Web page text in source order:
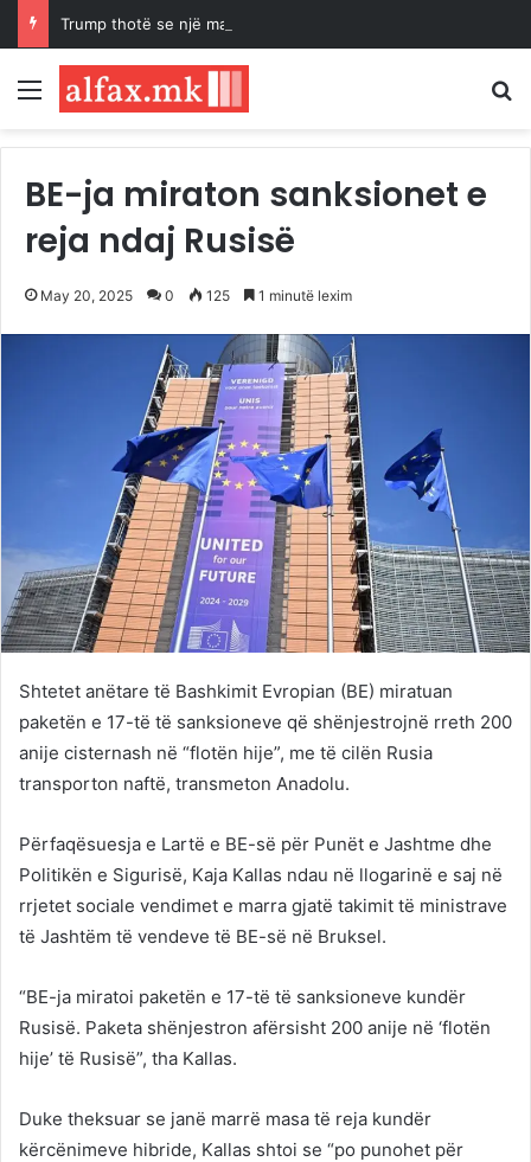
Menu
BE-ja miraton sanksionet e
reja ndaj Rusisë
May 20, 2025 0 125 1 minutë lexim
Shtetet anëtare të Bashkimit Evropian (BE) miratuan
paketën e 17-të të sanksioneve që shënjestrojnë rreth 200
anije cisternash në “flotën hije”, me të cilën Rusia
transporton naftë, transmeton Anadolu.
Përfaqësuesja e Lartë e BE-së për Punët e Jashtme dhe
Politikën e Sigurisë, Kaja Kallas ndau në llogarinë e saj në
rrjetet sociale vendimet e marra gjatë takimit të ministrave
të Jashtëm të vendeve të BE-së në Bruksel.
“BE-ja miratoi paketën e 17-të të sanksioneve kundër
Rusisë. Paketa shënjestron afërsisht 200 anije në ‘flotën
hije’ të Rusisë”, tha Kallas.
Duke theksuar se janë marrë masa të reja kundër
kërcënimeve hibride, Kallas shtoi se “po punohet për